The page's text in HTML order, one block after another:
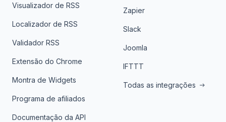
Visualizador de RSS
Localizador de RSS
Validador RSS
Extensão do Chrome
Montra de Widgets
Programa de afiliados
Documentação da API
Zapier
Slack
Joomla
IFTTT
Todas as integrações